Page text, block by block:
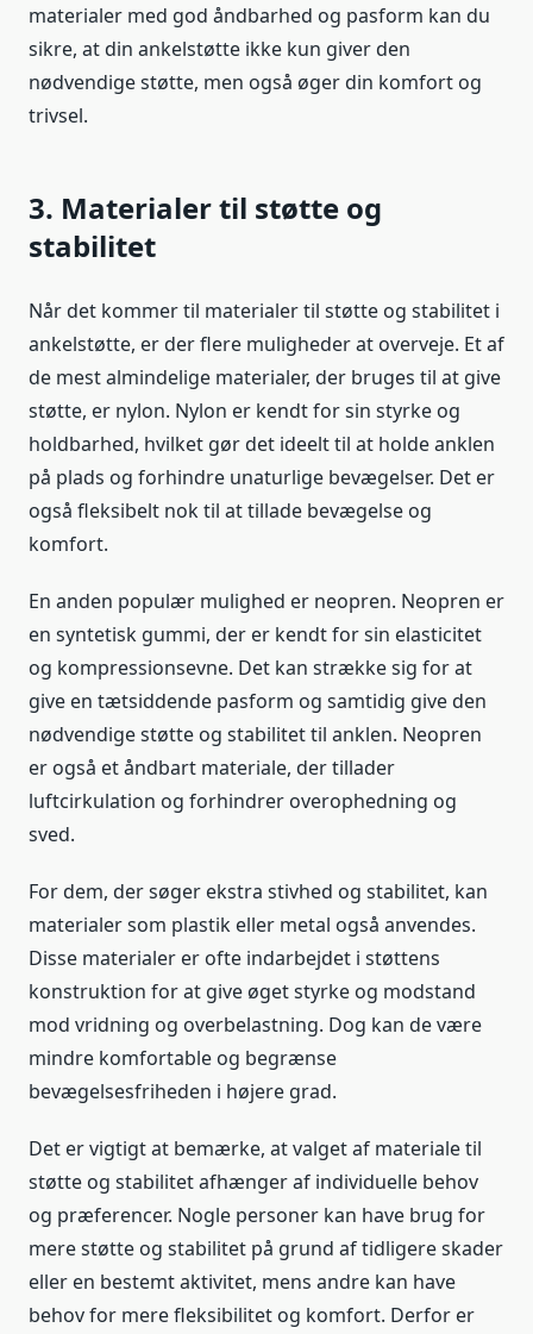
materialer med god åndbarhed og pasform kan du
sikre, at din ankelstøtte ikke kun giver den
nødvendige støtte, men også øger din komfort og
trivsel.
3. Materialer til støtte og
stabilitet
Når det kommer til materialer til støtte og stabilitet i
ankelstøtte, er der flere muligheder at overveje. Et af
de mest almindelige materialer, der bruges til at give
støtte, er nylon. Nylon er kendt for sin styrke og
holdbarhed, hvilket gør det ideelt til at holde anklen
på plads og forhindre unaturlige bevægelser. Det er
også fleksibelt nok til at tillade bevægelse og
komfort.
En anden populær mulighed er neopren. Neopren er
en syntetisk gummi, der er kendt for sin elasticitet
og kompressionsevne. Det kan strække sig for at
give en tætsiddende pasform og samtidig give den
nødvendige støtte og stabilitet til anklen. Neopren
er også et åndbart materiale, der tillader
luftcirkulation og forhindrer overophedning og
sved.
For dem, der søger ekstra stivhed og stabilitet, kan
materialer som plastik eller metal også anvendes.
Disse materialer er ofte indarbejdet i støttens
konstruktion for at give øget styrke og modstand
mod vridning og overbelastning. Dog kan de være
mindre komfortable og begrænse
bevægelsesfriheden i højere grad.
Det er vigtigt at bemærke, at valget af materiale til
støtte og stabilitet afhænger af individuelle behov
og præferencer. Nogle personer kan have brug for
mere støtte og stabilitet på grund af tidligere skader
eller en bestemt aktivitet, mens andre kan have
behov for mere fleksibilitet og komfort. Derfor er